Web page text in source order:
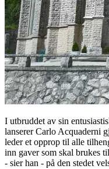
I utbruddet av sin
lanserer Carlo Acquaderni
leder et opprop til alle
inn gaver som skal brukes
- sier han - på den stedet